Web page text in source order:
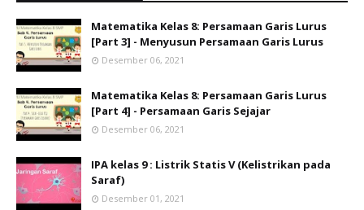
Matematika Kelas 8: Persamaan Garis Lurus
[Part 3] - Menyusun Persamaan Garis Lurus
Desember 06, 2021
Matematika Kelas 8: Persamaan Garis Lurus
[Part 4] - Persamaan Garis Sejajar
Desember 06, 2021
IPA kelas 9 : Listrik Statis V (Kelistrikan pada
Saraf)
Desember 01, 2021